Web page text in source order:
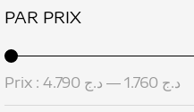
PAR PRIX
Prix : د.ج 1.760 — د.ج 4.790